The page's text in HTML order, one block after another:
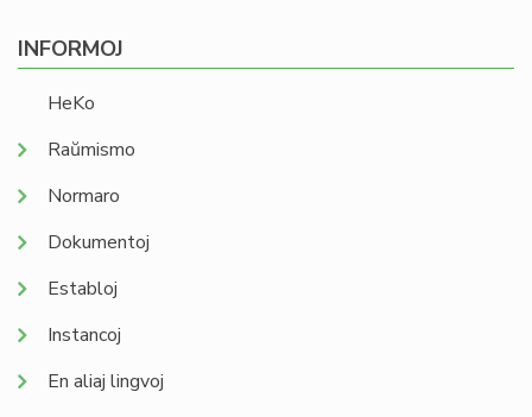
INFORMOJ
HeKo
Raŭmismo
Normaro
Dokumentoj
Establoj
Instancoj
En aliaj lingvoj